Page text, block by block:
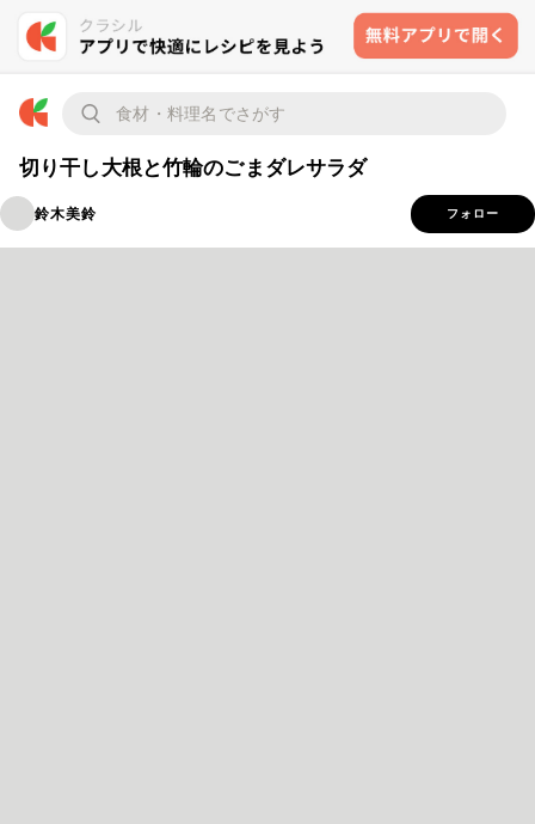
切り干し大根と竹輪のごまダレサラダ
鈴木美鈴 フォロー